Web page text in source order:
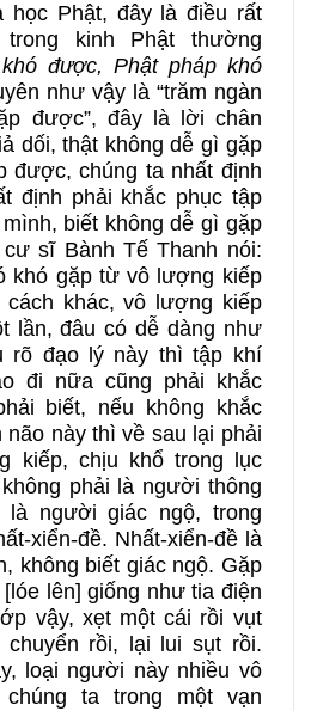
học Phật, đây là điều rất
kinh Phật thường
được, Phật pháp khó
như vậy là “trăm ngàn
được”, đây là lời chân
dối, thật không dễ gì gặp
được, chúng ta nhất định
định phải khắc phục tập
biết không dễ gì gặp
sĩ Bành Tế Thanh nói:
khó gặp từ vô lượng kiếp
cách khác, vô lượng kiếp
lần, đâu có dễ dàng như
rõ đạo lý này thì tập khí
đi nữa cũng phải khắc
biết, nếu không khắc
não này thì về sau lại phải
kiếp, chịu khổ trong lục
phải là người thông
là người giác ngộ, trong
xiển-đề. Nhất-xiển-đề là
không biết giác ngộ. Gặp
lên] giống như tia điện
vậy, xẹt một cái rồi vụt
chuyển rồi, lại lui sụt rồi.
loại người này nhiều vô
ta trong một vạn